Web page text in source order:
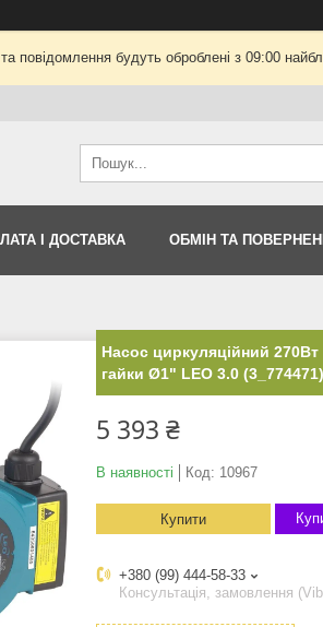
повідомлення будуть оброблені з 09:00
І ДОСТАВКА ОБМІН ТА
Насос циркуляційний
гайки Ø1" LEO 3.0 (3_774471)
5 393 ₴
В наявності Код: 10967
Купити
+380 (99) 444-58-33
Консультація, замовлення